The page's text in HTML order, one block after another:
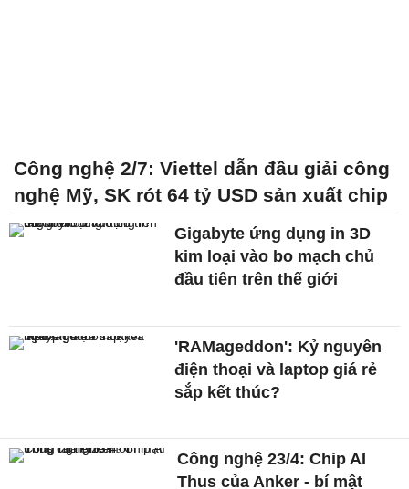
Công nghệ 2/7: Viettel dẫn đầu giải công
nghệ Mỹ, SK rót 64 tỷ USD sản xuất chip
Gigabyte ứng dụng in 3D
kim loại vào bo mạch chủ
đầu tiên trên thế giới
'RAMageddon': Kỷ nguyên
điện thoại và laptop giá rẻ
sắp kết thúc?
Công nghệ 23/4: Chip AI
Thus của Anker - bí mật